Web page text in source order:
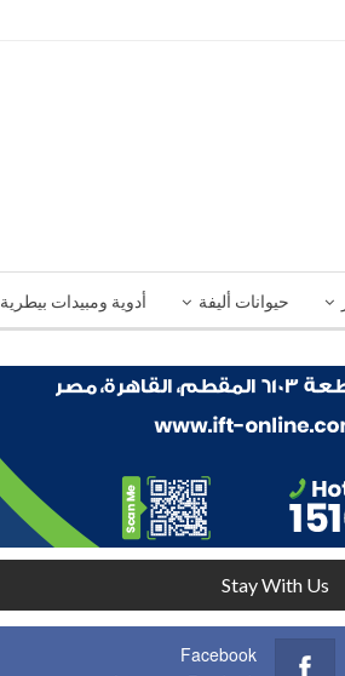
حيوانات أليفة أدوية ومبيدات بيطرية
Stay With Us
Facebook